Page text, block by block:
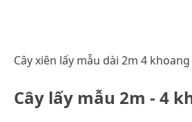
Cây xiên lấy mẫu dài 2m 4
Cây lấy mẫu 2m - 4